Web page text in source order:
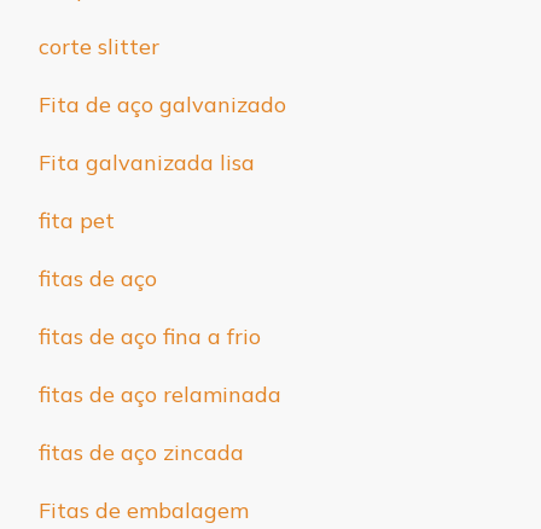
corte slitter
Fita de aço galvanizado
Fita galvanizada lisa
fita pet
fitas de aço
fitas de aço fina a frio
fitas de aço relaminada
fitas de aço zincada
Fitas de embalagem